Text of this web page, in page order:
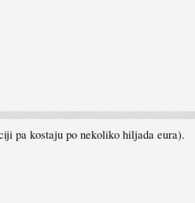
pa kostaju po nekoliko hiljada eura).